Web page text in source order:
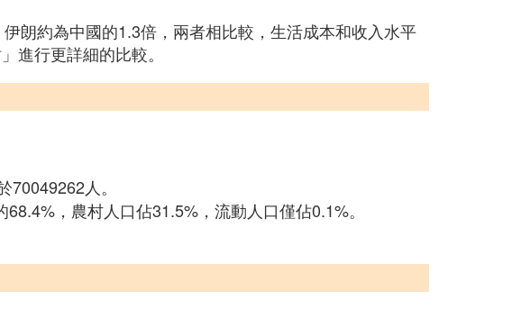
朗約為中國的1.3倍，兩者相比較，生活成本和收入水平
進行更詳細的比較。
人。
，農村人口佔31.5%，流動人口僅佔0.1%。